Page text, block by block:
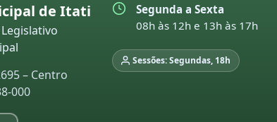
de Itati
– Centro
000
Segunda a Sexta
08h às 12h e 13h às 17h
Sessões: Segundas, 18h